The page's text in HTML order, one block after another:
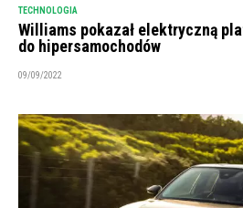
TECHNOLOGIA
Williams pokazał elektryczną
do hipersamochodów
09/09/2022